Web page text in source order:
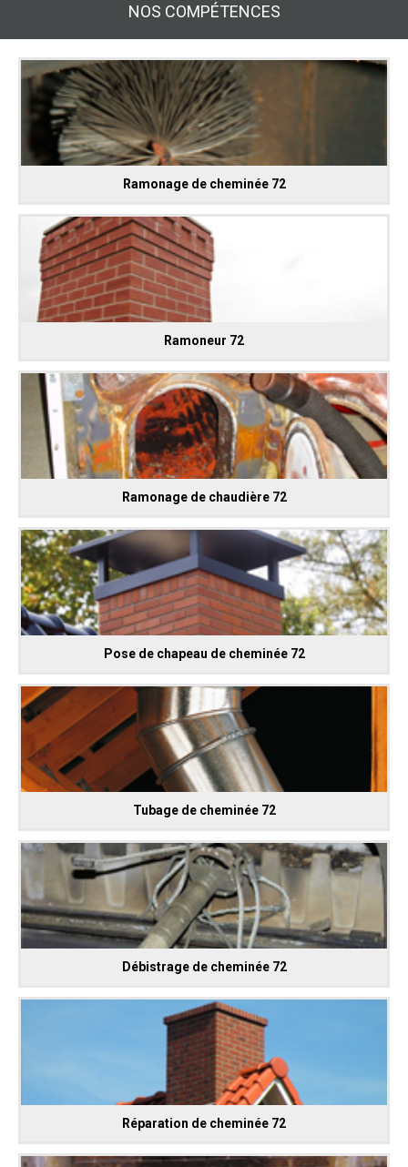
NOS COMPÉTENCES
Ramonage de cheminée 72
Ramoneur 72
Ramonage de chaudière 72
Pose de chapeau de cheminée 72
Tubage de cheminée 72
Débistrage de cheminée 72
Réparation de cheminée 72